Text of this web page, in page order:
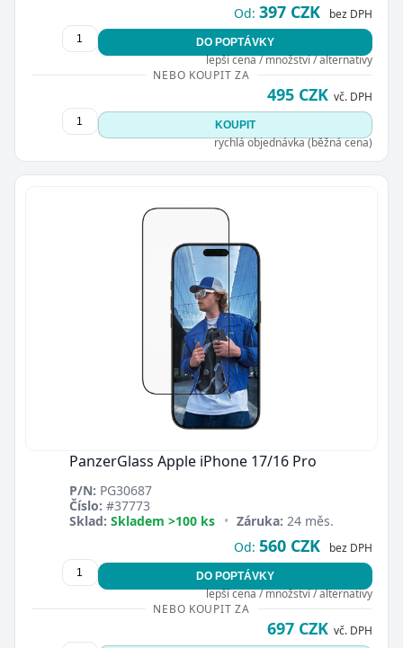
Od: 397 CZK bez DPH
DO POPTÁVKY
lepší cena / množství / alternativy
NEBO KOUPIT ZA
495 CZK vč. DPH
KOUPIT
rychlá objednávka (běžná cena)
PanzerGlass Apple iPhone 17/16 Pro
P/N: PG30687
Číslo: #37773
Sklad: Skladem >100 ks • Záruka: 24 měs.
Od: 560 CZK bez DPH
DO POPTÁVKY
lepší cena / množství / alternativy
NEBO KOUPIT ZA
697 CZK vč. DPH